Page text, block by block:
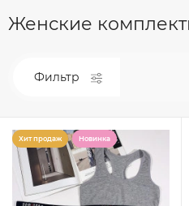
Женские
Фильтр
Хит продаж Новинка